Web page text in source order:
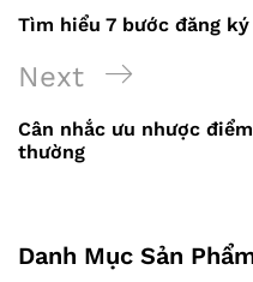
hướng
bài
viết
Post
Tìm hiểu 7 bước đăng
Next
Post
Next
Cân nhắc ưu nhược
thường
Danh Mục Sản